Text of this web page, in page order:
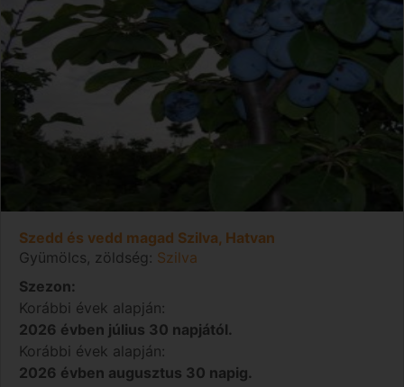
Szedd és vedd magad Szilva, Hatvan
Gyümölcs, zöldség: Szilva
Szezon:
Korábbi évek alapján:
2026 évben július 30 napjától.
Korábbi évek alapján:
2026 évben augusztus 30 napig.